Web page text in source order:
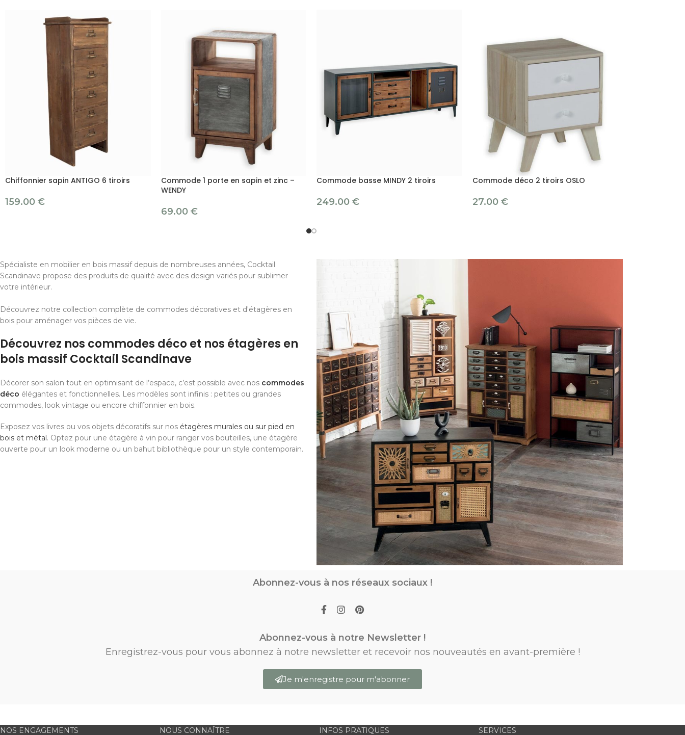
Chiffonnier sapin ANTIGO 6 tiroirs
159.00 €
Commode 1 porte en sapin et zinc –
WENDY
69.00 €
Commode basse MINDY 2 tiroirs
249.00 €
Commode déco 2 tiroirs OSLO
27.00 €
Spécialiste en mobilier en bois massif depuis de nombreuses années, Cocktail
Scandinave propose des produits de qualité avec des design variés pour sublimer
votre intérieur.
Découvrez notre collection complète de commodes décoratives et d'étagères en
bois pour aménager vos pièces de vie.
Découvrez nos commodes déco et nos étagères en
bois massif Cocktail Scandinave
Décorer son salon tout en optimisant de l’espace, c’est possible avec nos commodes
déco élégantes et fonctionnelles. Les modèles sont infinis : petites ou grandes
commodes, look vintage ou encore chiffonnier en bois.
Exposez vos livres ou vos objets décoratifs sur nos étagères murales ou sur pied en
bois et métal. Optez pour une étagère à vin pour ranger vos bouteilles, une étagère
ouverte pour un look moderne ou un bahut bibliothèque pour un style contemporain.
Abonnez-vous à nos réseaux sociaux !
Abonnez-vous à notre Newsletter !
Enregistrez-vous pour vous abonnez à notre newsletter et recevoir nos nouveautés en avant-première !
Je m'enregistre pour m'abonner
NOS ENGAGEMENTS NOUS CONNAÎTRE INFOS PRATIQUES SERVICES